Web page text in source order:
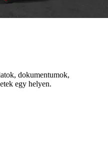
dokumentumok,
egy helyen.